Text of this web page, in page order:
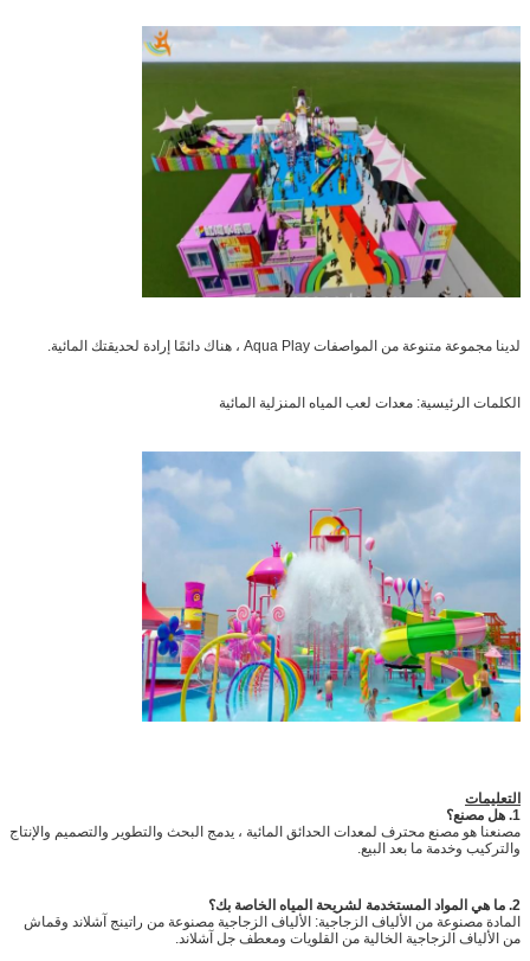
لدينا مجموعة متنوعة من المواصفات Aqua Play ، هناك دائمًا إرادة لحديقتك المائية.
الكلمات الرئيسية: معدات لعب المياه المنزلية المائية
التعليمات
1. هل مصنع؟
مصنعنا هو مصنع محترف لمعدات الحدائق المائية ، يدمج البحث والتطوير والتصميم والإنتاج
والتركيب وخدمة ما بعد البيع.
2. ما هي المواد المستخدمة لشريحة المياه الخاصة بك؟
المادة مصنوعة من الألياف الزجاجية: الألياف الزجاجية مصنوعة من راتينج آشلاند وقماش
من الألياف الزجاجية الخالية من القلويات ومعطف جل آشلاند.